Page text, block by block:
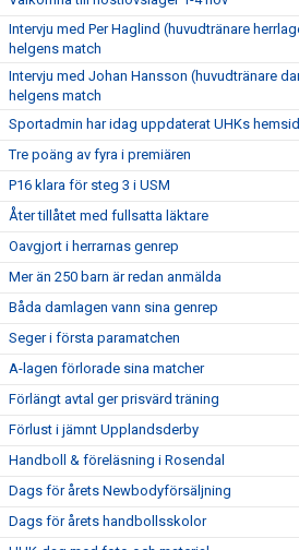
Intervju med Per Haglind (huvudtränare
helgens match
Intervju med Johan Hansson (huvudtränare
helgens match
Sportadmin har idag uppdaterat UHKs
Tre poäng av fyra i premiären
P16 klara för steg 3 i USM
Åter tillåtet med fullsatta läktare
Oavgjort i herrarnas genrep
Mer än 250 barn är redan anmälda
Båda damlagen vann sina genrep
Seger i första paramatchen
A-lagen förlorade sina matcher
Förlängt avtal ger prisvärd träning
Förlust i jämnt Upplandsderby
Handboll & föreläsning i Rosendal
Dags för årets Newbodyförsäljning
Dags för årets handbollsskolor